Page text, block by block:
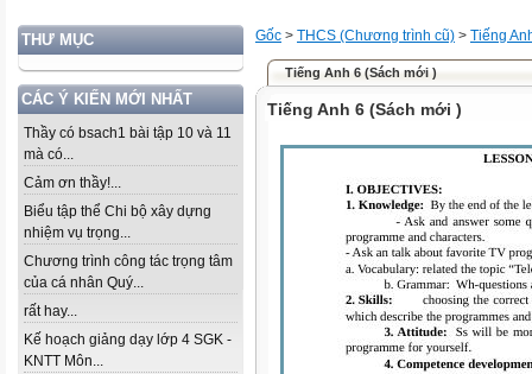
THƯ MỤC
CÁC Ý KIẾN MỚI NHẤT
Thầy có bsach1 bài tập 10 và 11
mà có...
Cảm ơn thầy!...
Biểu tập thể Chi bộ xây dựng
nhiệm vụ trọng...
Chương trình công tác trọng tâm
của cá nhân Quý...
rất hay...
Kế hoạch giảng dạy lớp 4 SGK -
KNTT Môn...
Gốc > THCS (Chương trình cũ) > Tiếng
Tiếng Anh 6 (Sách mới )
Tiếng Anh 6 (Sách mới )